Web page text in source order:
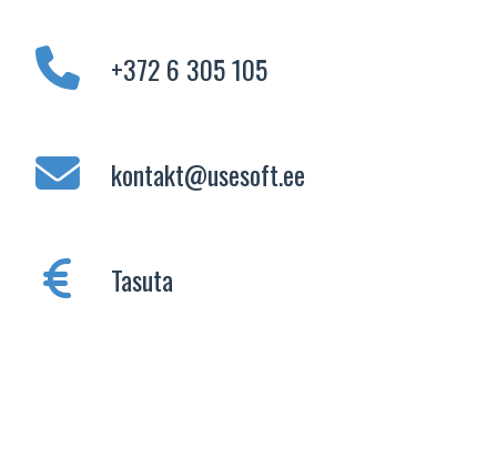
+372 6 305 105
kontakt@usesoft.ee
Tasuta